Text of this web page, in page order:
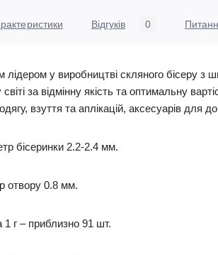
Відгуків 0
лідером у виробництві скляного бісеру
за відмінну якість та оптимальну
взуття та аплікацій, аксесуарів для
бісеринки 2.2-2.4 мм.
отвору 0.8 мм.
1 г – приблизно 91 шт.